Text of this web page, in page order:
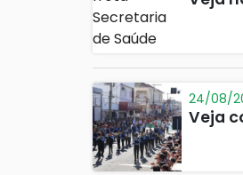
24/08/
Veja